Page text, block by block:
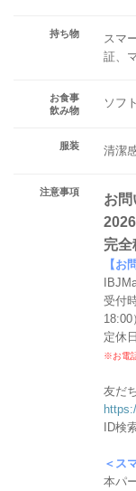
持ち物
スマ
証、
お食事
飲み物
ソフ
服装 清潔
注意事項
お問
完全
【お
受付
18:00
定休
※お電
友だ
ID検
＜ス
本パ